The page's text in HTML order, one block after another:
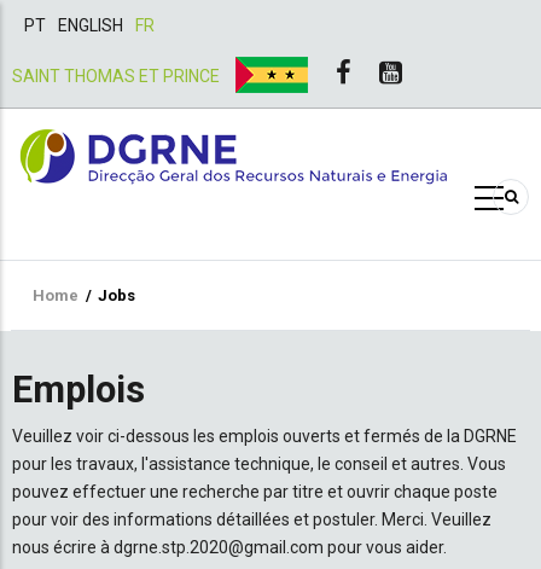
PT ENGLISH FR
SAINT THOMAS ET PRINCE
Breadcrumb
Home / Jobs
Emplois
Veuillez voir ci-dessous les emplois ouverts et fermés de la DGRNE
pour les travaux, l'assistance technique, le conseil et autres. Vous
pouvez effectuer une recherche par titre et ouvrir chaque poste
pour voir des informations détaillées et postuler. Merci. Veuillez
nous écrire à dgrne.stp.2020@gmail.com pour vous aider.